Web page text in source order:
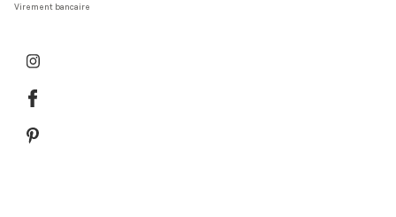
Virement bancaire